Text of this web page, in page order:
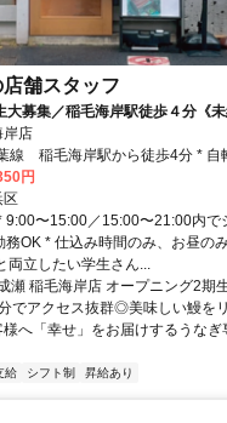
舗スタッフ
大募集／稲毛海岸駅徒歩４分《
歓迎》週1日,1日3時間〜勤務可
店
* JR京葉線 稲毛海岸駅から徒歩4分 *
円
区
9:00〜15:00／15:00〜21:00内で
務OK * 仕込み時間のみ、お昼の
立したい学生さん...
瀬 稲毛海岸店 オープニング2期
でアクセス抜群◎美味しい鰻を
へ「幸せ」をお届けするうなぎ
給 シフト制 昇給あり